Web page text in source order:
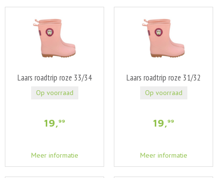
Laars roadtrip roze 33/34
19,99
Meer informatie
Op voorraad
Laars roadtrip roze 31/32
19,99
Meer informatie
Op voorraad